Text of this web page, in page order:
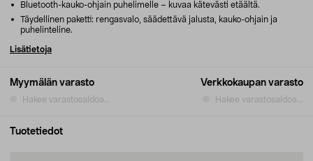
Myymälän varasto
Hakee varastosaldoa...
Verkkokaupan varasto
Hakee varastosaldoa...
Bluetooth-kauko-ohjain puhelimelle – kuvaa kätevästi etäältä.
Täydellinen paketti: rengasvalo, säädettävä jalusta, kauko-ohjain ja
puhelinteline.
Lisätietoja
Tuotetiedot